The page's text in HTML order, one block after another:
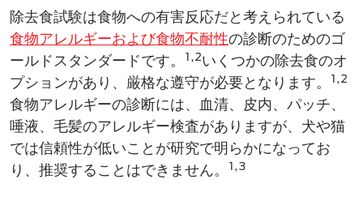
除去食試験は食物への有害反応だと考えられている
食物アレルギーおよび食物不耐性の診断のためのゴ
ールドスタンダードです。
1,2いくつかの除去食のオ
プションがあり、厳格な遵守が必要となります。
1,2
食物アレルギーの診断には、血清、皮内、パッチ、
唾液、毛髪のアレルギー検査がありますが、犬や猫
では信頼性が低いことが研究で明らかになってお
り、推奨することはできません。
1,3